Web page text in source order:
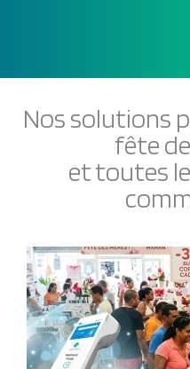
Nos solutions
fête
et toutes